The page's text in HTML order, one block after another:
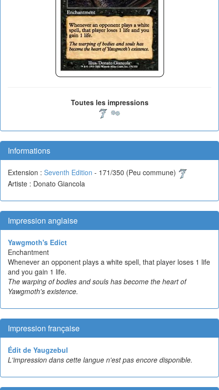
Toutes les impressions
Informations
Extension : Seventh Edition - 171/350 (Peu commune)
Artiste : Donato Giancola
Impression anglaise
Yawgmoth's Edict
Enchantment
Whenever an opponent plays a white spell, that player loses 1 life
and you gain 1 life.
The warping of bodies and souls has become the heart of
Yawgmoth's existence.
Impression française
Édit de Yaugzebul
L'impression dans cette langue n'est pas encore disponible.